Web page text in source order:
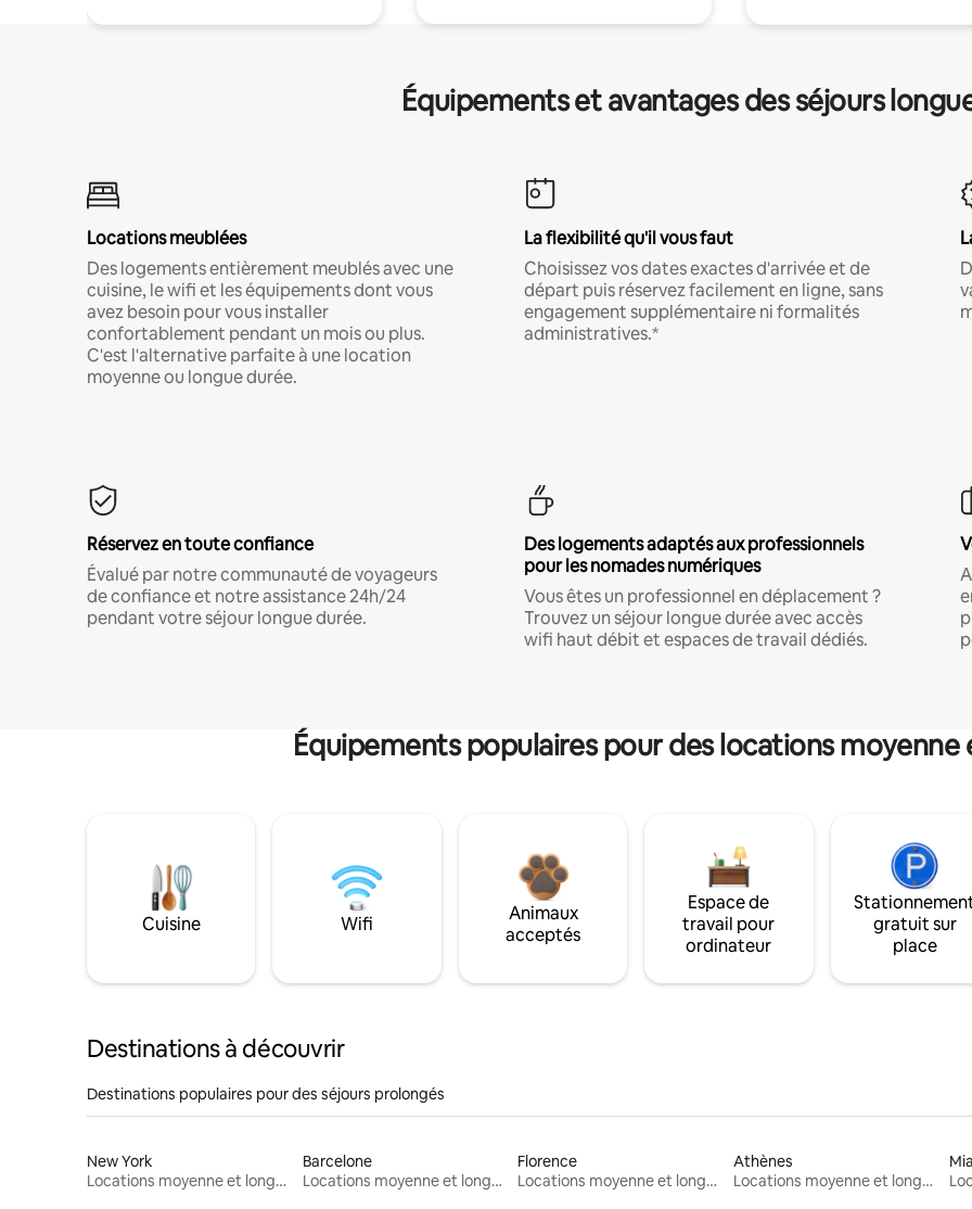
Équipements et avantages des séjours
Locations meublées
Des logements entièrement meublés avec une
cuisine, le wifi et les équipements dont vous
avez besoin pour vous installer
confortablement pendant un mois ou plus.
C'est l'alternative parfaite à une location
moyenne ou longue durée.
La flexibilité qu'il vous faut
Choisissez vos dates exactes d'arrivée et de
départ puis réservez facilement en ligne, sans
engagement supplémentaire ni formalités
administratives.*
Réservez en toute confiance
Évalué par notre communauté de voyageurs
de confiance et notre assistance 24h/24
pendant votre séjour longue durée.
Des logements adaptés aux professionnels
pour les nomades numériques
Vous êtes un professionnel en déplacement ?
Trouvez un séjour longue durée avec accès
wifi haut débit et espaces de travail dédiés.
Équipements populaires pour des locations
Cuisine Wifi
Animaux
acceptés
Espace de
travail pour
ordinateur
gratuit sur
place
Destinations à découvrir
Destinations populaires pour des séjours prolongés
New York
Locations moyenne et longue durée
Barcelone
Locations moyenne et longue durée
Florence
Locations moyenne et longue durée
Athènes
Locations moyenne et longue durée